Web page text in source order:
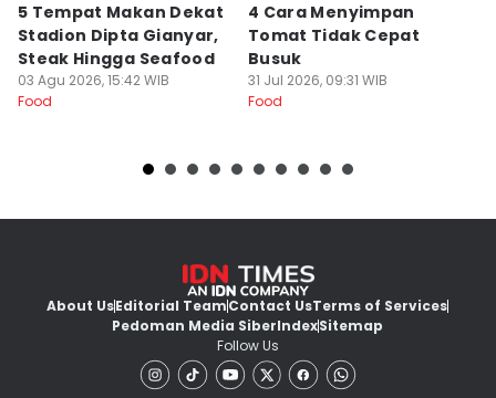
5 Tempat Makan Dekat
Stadion Dipta Gianyar,
Steak Hingga Seafood
03 Agu 2026, 15:42 WIB
Food
4 Cara Menyimpan
Tomat Tidak Cepat
Busuk
31 Jul 2026, 09:31 WIB
Food
About UsEditorial TeamContact UsTerms of Services
Pedoman Media SiberIndexSitemap
Follow Us